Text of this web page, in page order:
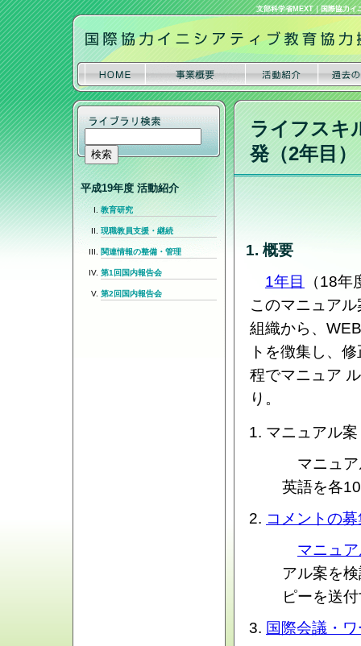
文部科学省MEXT｜国際協力イ
平成19年度 活動紹介
教育研究
現職教員支援・継続
関連情報の整備・管理
第1回国内報告会
第2回国内報告会
ライフスキ
発（2年目）
1. 概要
1年目
（18
このマニュア
組織から、
トを徴集し、
程でマニュア
り。
マニュアル
マニュア
英語を各
コメントの
マニュ
アル案を
ピーを送
国際会議・